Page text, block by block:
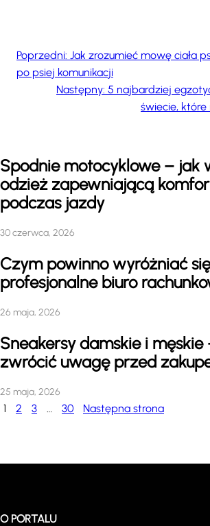
Poprzedni: Jak zrozumieć mowę ciała
po psiej komunikacji
Następny: 5 najbardziej
świecie, które
Spodnie motocyklowe – jak
odzież zapewniającą
podczas jazdy
30 czerwca, 2026
Czym powinno wyróżniać się
profesjonalne biuro
26 maja, 2026
Sneakersy damskie i męskie
zwrócić uwagę przed
25 maja, 2026
1 2 3 30 Następna strona
O PORTALU